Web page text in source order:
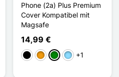
Phone (2a) Plus Premium
Cover Kompatibel mit
Magsafe
14,99 €
Schwarz
Orange
GrünHellblau
+1